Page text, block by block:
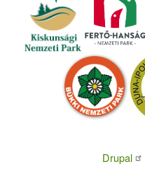
Drupal